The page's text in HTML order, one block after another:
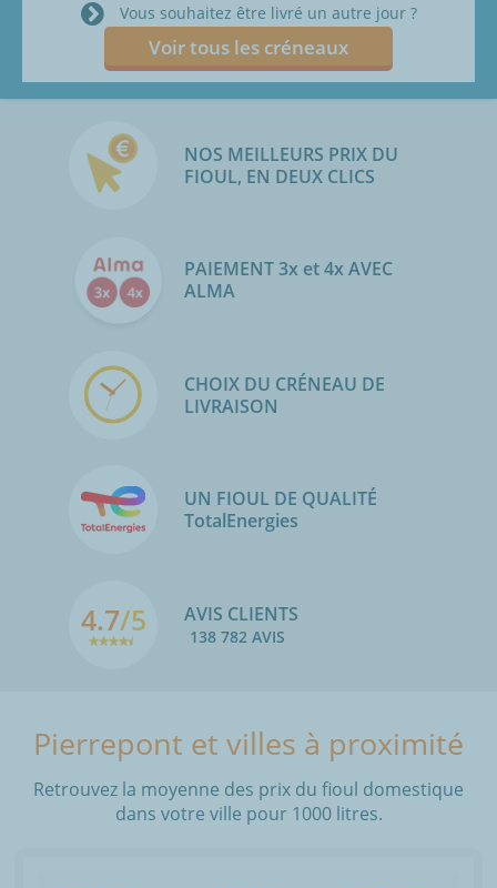
Vous souhaitez être livré un autre jour ?
Voir tous les créneaux
NOS MEILLEURS PRIX DU
FIOUL, EN DEUX CLICS
PAIEMENT 3x et 4x AVEC
ALMA
CHOIX DU CRÉNEAU DE
LIVRAISON
UN FIOUL DE QUALITÉ
TotalEnergies
4.7/5 AVIS CLIENTS
138 782 AVIS
Pierrepont et villes à proximité
Retrouvez la moyenne des prix du fioul domestique
dans votre ville pour 1000 litres.